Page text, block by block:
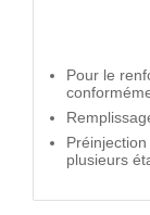
Pour le
plusieurs